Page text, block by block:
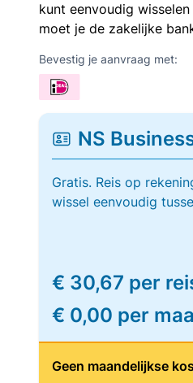
kunt eenvoudig
moet je de zakelijke
Bevestig je aanvraag met:
NS
Gratis. Reis op
wissel eenvoudig
€ 30,67 per
€ 0,00 per
Geen maandelijkse